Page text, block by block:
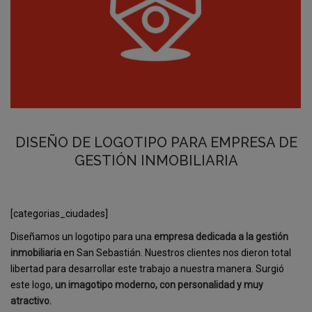
DISEÑO DE LOGOTIPO PARA EMPRESA DE
GESTIÓN INMOBILIARIA
[categorias_ciudades]
Diseñamos un logotipo para una empresa dedicada a la gestión
inmobiliaria en San Sebastián. Nuestros clientes nos dieron total
libertad para desarrollar este trabajo a nuestra manera. Surgió
este logo, un imagotipo moderno, con personalidad y muy
atractivo.